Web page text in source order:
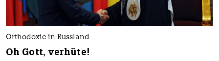
Orthodoxie in Russland
Oh Gott, verhüte!